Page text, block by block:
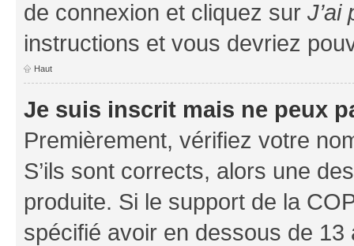
de connexion et cliquez sur J’ai
instructions et vous devriez
Haut
Je suis inscrit mais ne peux
Premièrement, vérifiez votre
S’ils sont corrects, alors une
produite. Si le support de la
spécifié avoir en dessous de 13